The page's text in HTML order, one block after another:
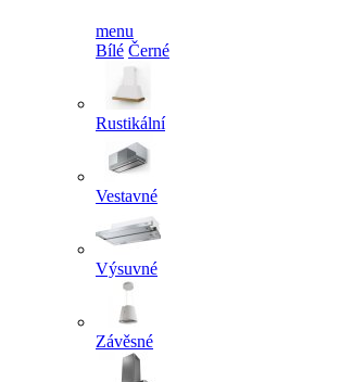
menu
Bílé Černé
Rustikální
Vestavné
Výsuvné
Závěsné